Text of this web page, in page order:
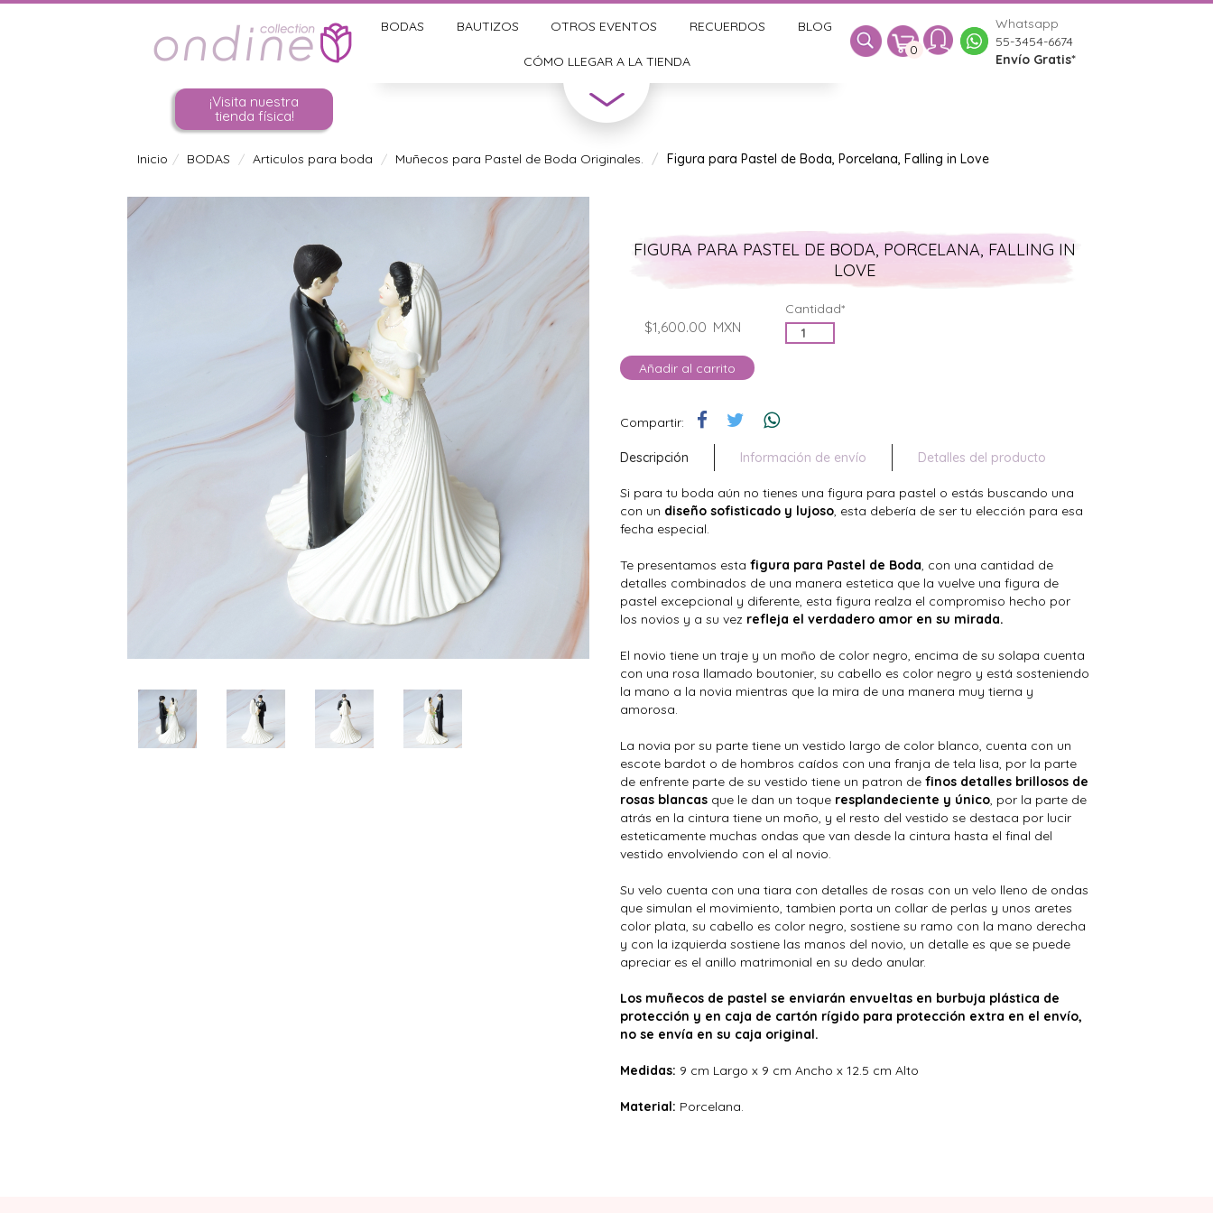
BODAS BAUTIZOS OTROS EVENTOS RECUERDOS BLOG
CÓMO LLEGAR A LA TIENDA
0
Whatsapp
55-3454-6674
Envío Gratis*
¡Visita nuestra
tienda física!
Inicio BODAS Articulos para boda Muñecos para Pastel de Boda Originales. Figura para Pastel de Boda, Porcelana, Falling in Love
FIGURA PARA PASTEL DE BODA, PORCELANA, FALLING IN
LOVE
$1,600.00 MXN
Cantidad*
Añadir al carrito
Compartir:
Descripción Información de envío Detalles del producto
Si para tu boda aún no tienes una figura para pastel o estás buscando una
con un diseño sofisticado y lujoso, esta debería de ser tu elección para esa
fecha especial.
Te presentamos esta figura para Pastel de Boda, con una cantidad de
detalles combinados de una manera estetica que la vuelve una figura de
pastel excepcional y diferente, esta figura realza el compromiso hecho por
los novios y a su vez refleja el verdadero amor en su mirada.
El novio tiene un traje y un moño de color negro, encima de su solapa cuenta
con una rosa llamado boutonier, su cabello es color negro y está sosteniendo
la mano a la novia mientras que la mira de una manera muy tierna y
amorosa.
La novia por su parte tiene un vestido largo de color blanco, cuenta con un
escote bardot o de hombros caídos con una franja de tela lisa, por la parte
de enfrente parte de su vestido tiene un patron de finos detalles brillosos de
rosas blancas que le dan un toque resplandeciente y único, por la parte de
atrás en la cintura tiene un moño, y el resto del vestido se destaca por lucir
esteticamente muchas ondas que van desde la cintura hasta el final del
vestido envolviendo con el al novio.
Su velo cuenta con una tiara con detalles de rosas con un velo lleno de ondas
que simulan el movimiento, tambien porta un collar de perlas y unos aretes
color plata, su cabello es color negro, sostiene su ramo con la mano derecha
y con la izquierda sostiene las manos del novio, un detalle es que se puede
apreciar es el anillo matrimonial en su dedo anular.
Los muñecos de pastel se enviarán envueltas en burbuja plástica de
protección y en caja de cartón rígido para protección extra en el envío,
no se envía en su caja original.
Medidas: 9 cm Largo x 9 cm Ancho x 12.5 cm Alto
Material: Porcelana.